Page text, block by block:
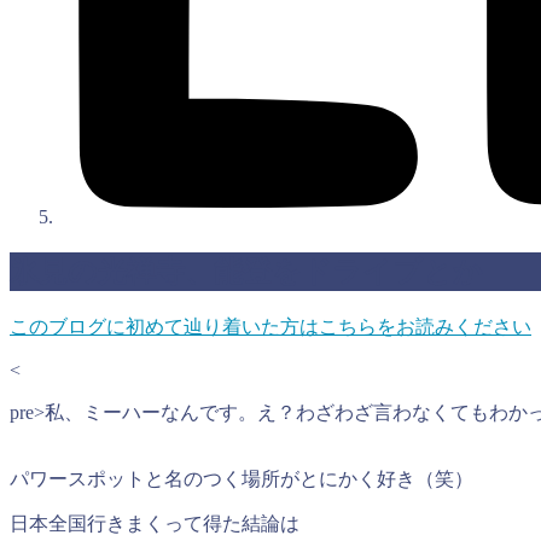
このブログに初めて辿り着いた方はこちらをお読みください
<
pre>私、ミーハーなんです。え？わざわざ言わなくてもわか
パワースポットと名のつく場所がとにかく好き（笑）
日本全国行きまくって得た結論は